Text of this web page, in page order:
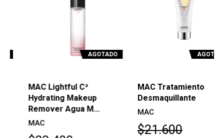
AGOTADO
MAC Lightful C³
Hydrating Makeup
Remover Agua M...
AGOTADO
MAC Tratamiento
Desmaquillante
$21.600